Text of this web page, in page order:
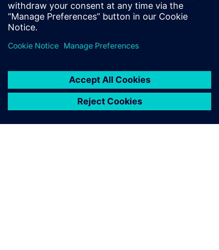
vor, darunter NX Sheet Metal und NX 2D
Nesting.